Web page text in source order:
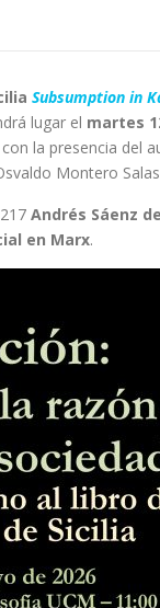
Subsumption in
lugar el martes
la presencia del
Montero Salas
Andrés Sáenz
en Marx.